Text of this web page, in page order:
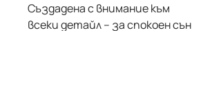
Създадена с внимание към
всеки детайл – за спокоен сън